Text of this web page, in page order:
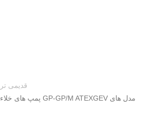
قدیمی تر
مدل های GP-GP/M ATEXGEV پمپ های خلاء